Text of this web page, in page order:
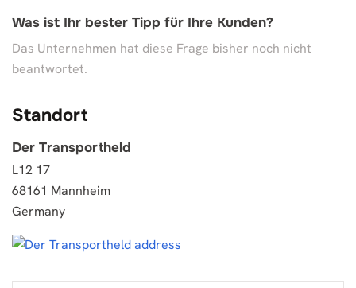
Was ist Ihr bester Tipp für Ihre Kunden?
Das Unternehmen hat diese Frage bisher noch nicht
beantwortet.
Standort
Der Transportheld
L12 17
68161 Mannheim
Germany